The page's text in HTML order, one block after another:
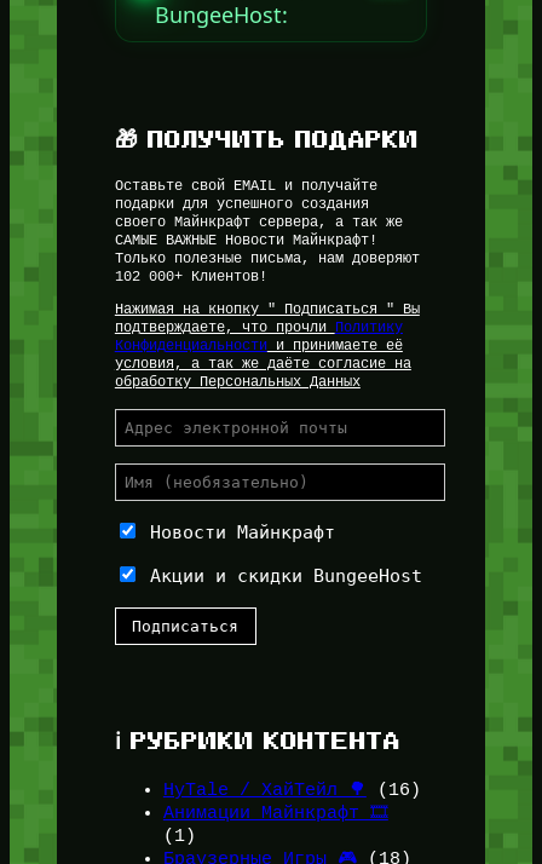
BungeeHost:
🎁 ПОЛУЧИТЬ ПОДАРКИ
Оставьте свой EMAIL и получайте
подарки для успешного создания
своего Майнкрафт сервера, а так же
САМЫЕ ВАЖНЫЕ Новости Майнкрафт!
Только полезные письма, нам доверяют
102 000+ Клиентов!
Нажимая на кнопку " Подписаться " Вы
подтверждаете, что прочли
Политику
Конфиденциальностии принимаете её
условия, а так же даёте согласие на
обработку Персональных Данных
Новости Майнкрафт
Акции и скидки BungeeHost
ℹ️ РУБРИКИ КОНТЕНТА
HyTale / ХайТейл 🌳
(16)
Анимации Майнкрафт 🎞️
(1)
Браузерные Игры 🎮(18)